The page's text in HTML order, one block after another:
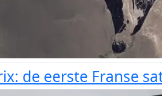
de eerste Franse